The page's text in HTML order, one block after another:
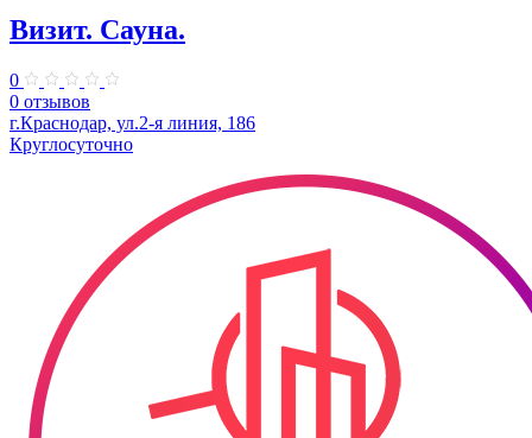
Визит. Сауна.
0
0 отзывов
г.Краснодар, ул.2-я линия, 186
Круглосуточно